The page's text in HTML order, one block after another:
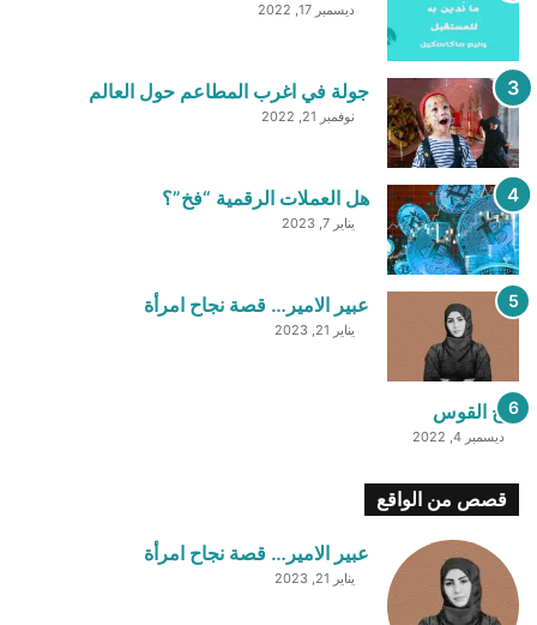
ديسمبر 17, 2022
جولة في اغرب المطاعم حول العالم
نوفمبر 21, 2022
هل العملات الرقمية “فخ”؟
يناير 7, 2023
عبير الامير… قصة نجاح امرأة
يناير 21, 2023
برج القوس
ديسمبر 4, 2022
قصص من الواقع
عبير الامير… قصة نجاح امرأة
يناير 21, 2023